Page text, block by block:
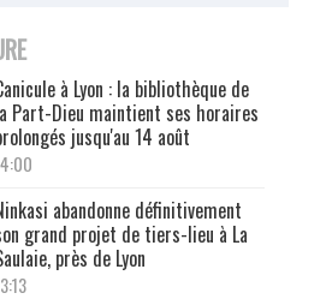
à Lyon : la bibliothèque de
Part-Dieu maintient ses horaires
jusqu'au 14 août
abandonne définitivement
grand projet de tiers-lieu à La
près de Lyon